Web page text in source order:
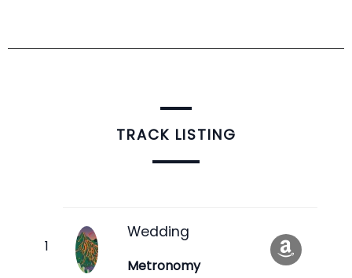
TRACK LISTING
Wedding
Metronomy